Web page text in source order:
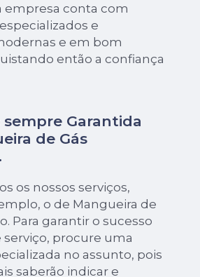
empresa conta com
e
e em bom
então a confiança
Garantida
de Gás
os nossos serviços,
o de Mangueira de
Para garantir o sucesso
procure uma
no assunto, pois
saberão indicar e